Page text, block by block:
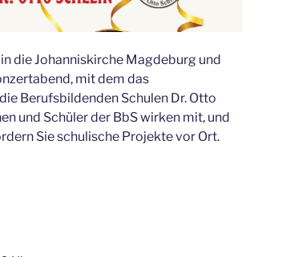
die Johanniskirche Magdeburg und
mit dem das
Berufsbildenden Schulen Dr. Otto
und Schüler der BbS wirken mit, und
Sie schulische Projekte vor Ort.